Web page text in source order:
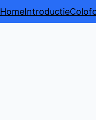
HomeIntroductie